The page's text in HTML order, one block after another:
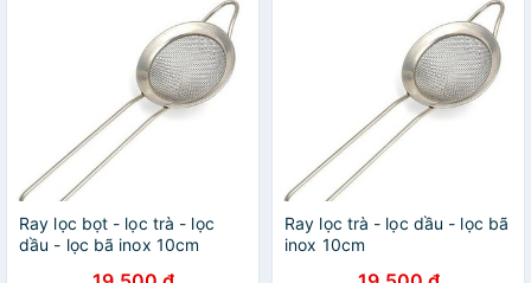
Ray lọc bọt - lọc trà - lọc
dầu - lọc bã inox 10cm
Ray lọc trà - lọc dầu - lọc bã
inox 10cm